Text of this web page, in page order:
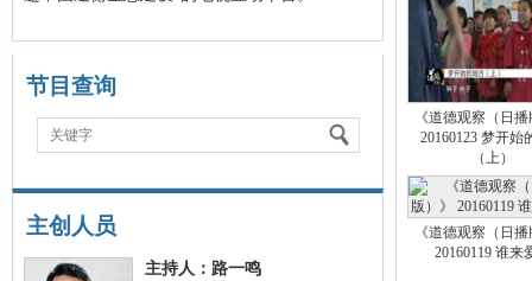
节目查询
关键字
主创人员
主持人：路一鸣
《道德观察（日
20160123 梦开始
（上）
《道德观察（日
20160119 谁来